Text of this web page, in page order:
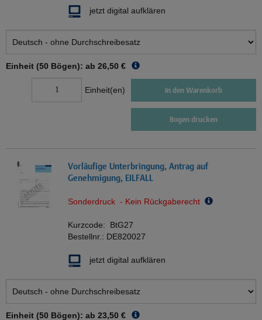
jetzt digital aufklären
Einheit (50 Bögen): ab 26,50 €
Einheit(en) In den Warenkorb
Bogen drucken
Vorläufige Unterbringung, Antrag auf
Genehmigung, EILFALL
Sonderdruck - Kein Rückgaberecht
Kurzcode: BtG27
Bestellnr.: DE820027
jetzt digital aufklären
Einheit (50 Bögen): ab 23,50 €